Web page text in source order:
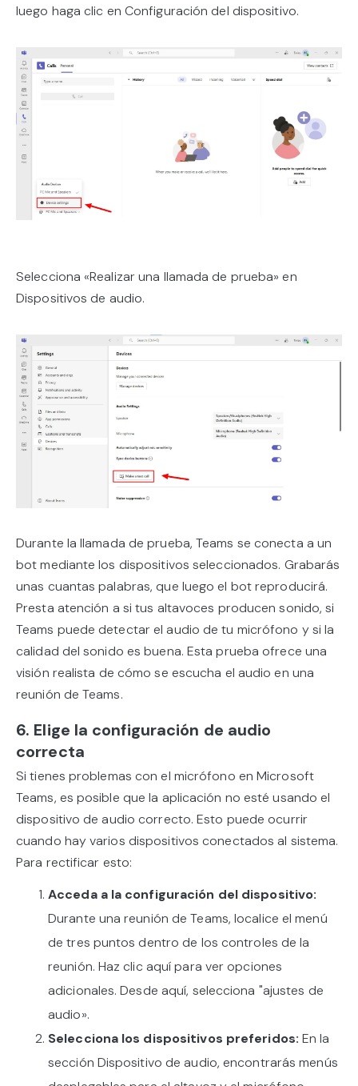
luego haga clic en Configuración del dispositivo.
Selecciona «Realizar una llamada de prueba» en
Dispositivos de audio.
Durante la llamada de prueba, Teams se conecta a un
bot mediante los dispositivos seleccionados. Grabarás
unas cuantas palabras, que luego el bot reproducirá.
Presta atención a si tus altavoces producen sonido, si
Teams puede detectar el audio de tu micrófono y si la
calidad del sonido es buena. Esta prueba ofrece una
visión realista de cómo se escucha el audio en una
reunión de Teams.
6. Elige la configuración de audio
correcta
Si tienes problemas con el micrófono en Microsoft
Teams, es posible que la aplicación no esté usando el
dispositivo de audio correcto. Esto puede ocurrir
cuando hay varios dispositivos conectados al sistema.
Para rectificar esto:
Acceda a la configuración del dispositivo:
Durante una reunión de Teams, localice el menú
de tres puntos dentro de los controles de la
reunión. Haz clic aquí para ver opciones
adicionales. Desde aquí, selecciona "ajustes de
audio».
Selecciona los dispositivos preferidos: En la
sección Dispositivo de audio, encontrarás menús